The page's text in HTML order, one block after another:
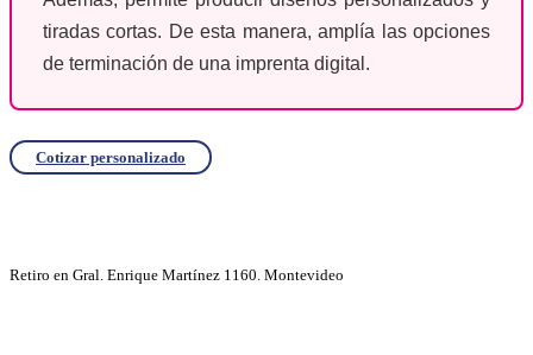
tiradas cortas. De esta manera, amplía las opciones
de terminación de una imprenta digital.
Cotizar personalizado
Retiro en Gral. Enrique Martínez 1160. Montevideo